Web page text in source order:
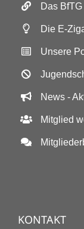
Das
Die E-
Unsere
News -
Mitglied
KONTAKT